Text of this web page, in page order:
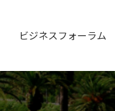
ビジネスフォーラム